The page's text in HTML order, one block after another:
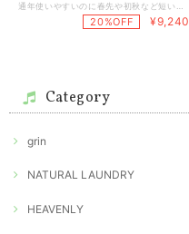
通年使いやすいのに春先や初秋など短い期間にしか発売されないコットンツイル素材のパンツです！とても使いやすくて1年中着れるのでおすすめの素材です◎ しっかりした生地ですがなめらかさとパリッと感を合わせ持つところが魅力です。 とても丈夫で表面の変化が出てきにくいので、かなり長く着ていただけるのも良いかと思います。 今回はコクーンシルエットのパンツです！ ウエストタックからすそに向けて繭のように丸く閉じていくラインはバランスもとりやすく、どなたにも取り入れやすいデザインだと思います！ 履きやすさはもちろんですが、何と合わせてもさっぱりとしたお洒落感ある雰囲気にしてくれるのがうれしいポイント！ 大人にも挑戦していただきたい可愛らしさのあるラベンダーと万能で頼りになるブラックの2カラーです。 綿100% 総丈92cm , ウエスト68〜100cm , ヒップぐるり120cm , 股上 36/42cm , 股下60cm , わたり39cm
20%OFF ¥9,240
Category
grin
NATURAL LAUNDRY
HEAVENLY